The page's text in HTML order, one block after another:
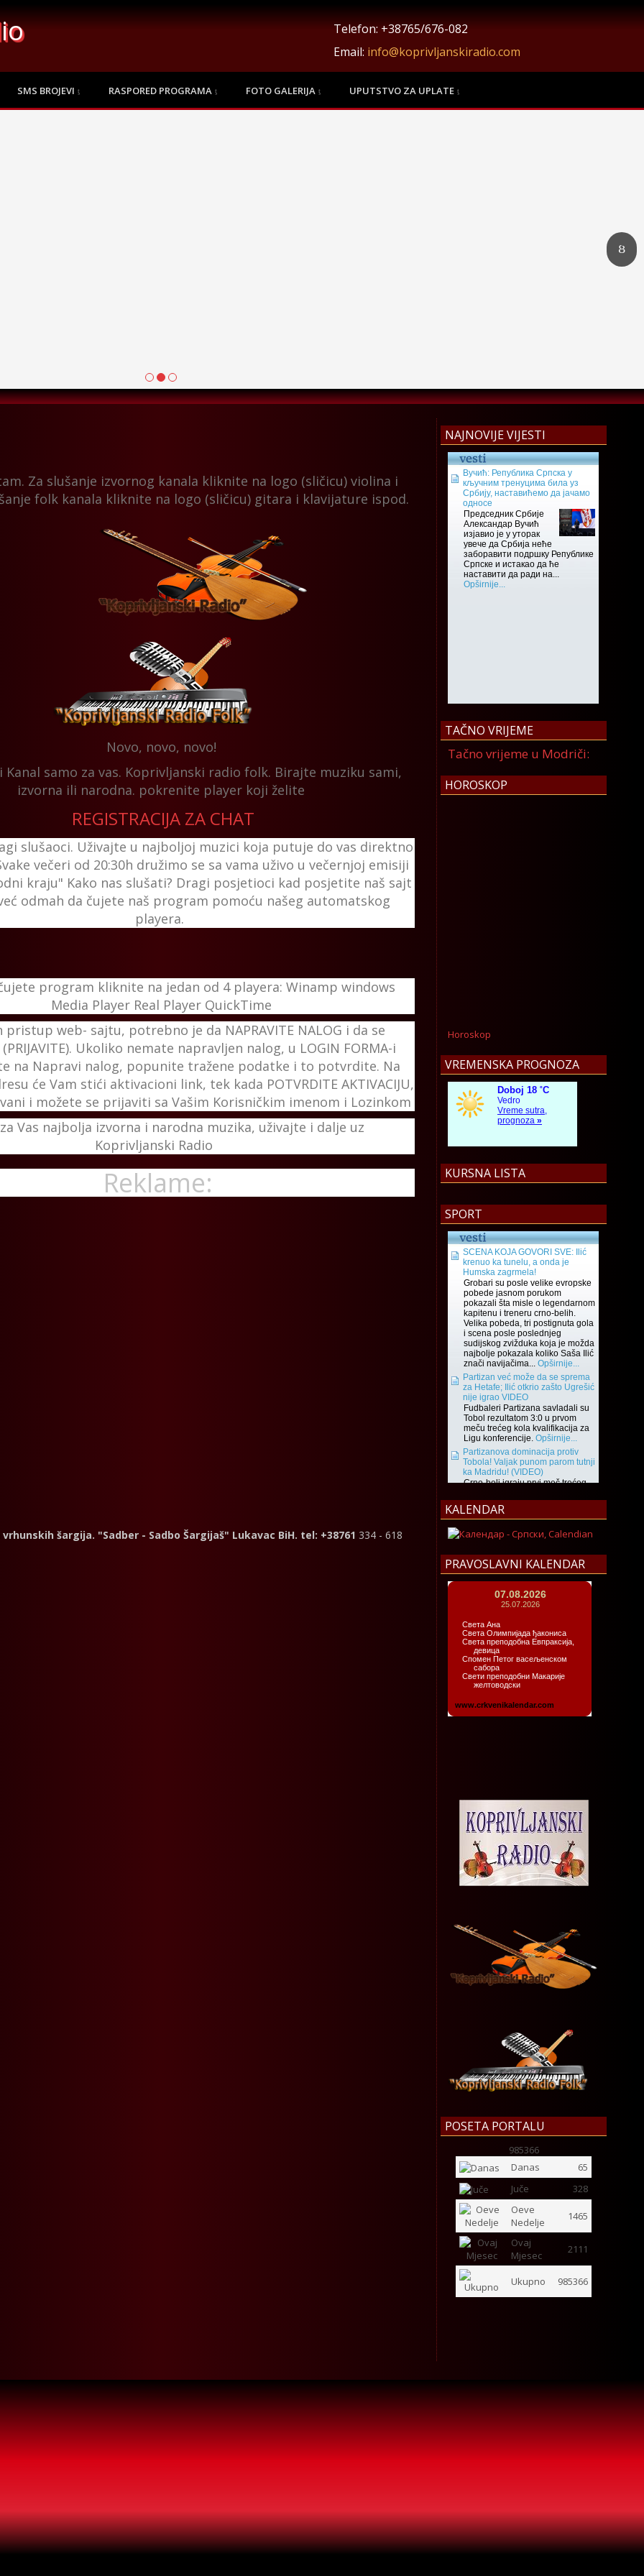
Telefon: +38765/676-082
Email: info@koprivljanskiradio.com
SMS BROJEVI RASPORED PROGRAMA FOTO GALERIJA UPUTSTVO ZA UPLATE
Za slušanje izvornog kanala kliknite na logo (sličicu) violina i
folk kanala kliknite na logo (sličicu) gitara i klavijature ispod.
Novo, novo, novo!
Kanal samo za vas. Koprivljanski radio folk. Birajte muziku sami,
izvorna ili narodna. pokrenite player koji želite
REGISTRACIJA ZA CHAT
slušaoci. Uživajte u najboljoj muzici koja putuje do vas direktno
večeri od 20:30h družimo se sa vama uživo u večernjoj emisiji
kraju" Kako nas slušati? Dragi posjetioci kad posjetite naš sajt
odmah da čujete naš program pomoću našeg automatskog
playera.
program kliknite na jedan od 4 playera: Winamp windows
Media Player Real Player QuickTime
web- sajtu, potrebno je da NAPRAVITE NALOG i da se
(PRIJAVITE). Ukoliko nemate napravljen nalog, u LOGIN FORMA-i
na Napravi nalog, popunite tražene podatke i to potvrdite. Na
će Vam stići aktivacioni link, tek kada POTVRDITE AKTIVACIJU,
i možete se prijaviti sa Vašim Korisničkim imenom i Lozinkom
Vas najbolja izvorna i narodna muzika, uživajte i dalje uz
Koprivljanski Radio
Reklame:
šargija. "Sadber - Sadbo Šargijaš" Lukavac BiH. tel: +38761 334 - 618
NAJNOVIJE VIJESTI
TAČNO VRIJEME
Tačno vrijeme u Modriči:
HOROSKOP
Horoskop
VREMENSKA PROGNOZA
KURSNA LISTA
SPORT
KALENDAR
PRAVOSLAVNI KALENDAR
POSETA PORTALU
985366
Danas
65
Juče
328
Oeve
Nedelje
1465
Ovaj
Mjesec
2111
Ukupno 985366